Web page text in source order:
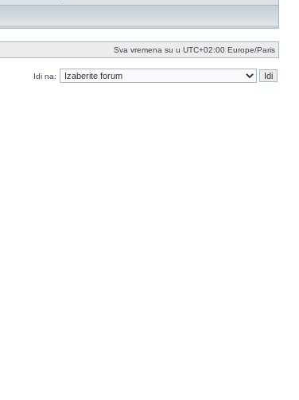
Sva vremena su u UTC+02:00 Europe/Paris
Idi na: